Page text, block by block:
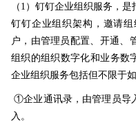
（1）钉钉企业组织服务，
钉钉企业组织架构，邀请
户，由管理员配置、开通、
组织的组织数字化和业务数
企业组织服务包括但不限于如
①企业通讯录，由管理员导
入。